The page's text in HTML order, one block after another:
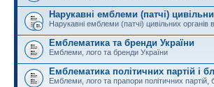
Нарукавні емблеми (патчі)
Нарукавні емблеми (патчі) цивільних органів
Емблематика та бренди України
Емблеми, лого та бренди України
Емблематика політичних партій і
Емблеми, лого та прапори політичних партій,